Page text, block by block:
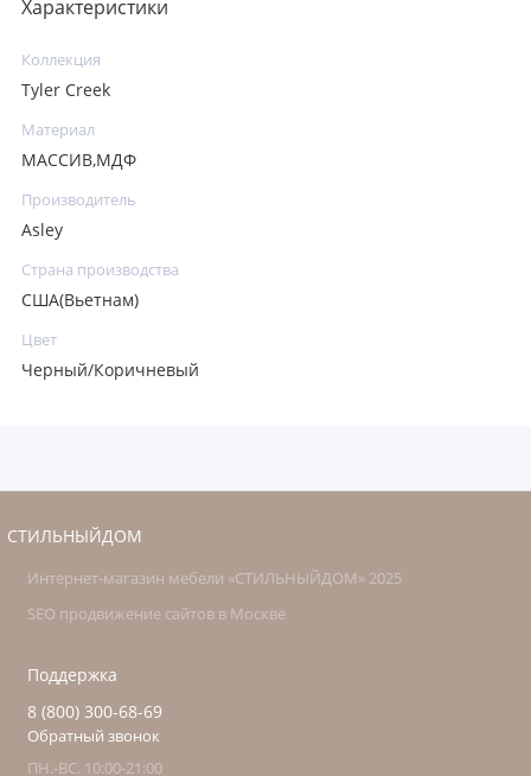
Характеристики
Коллекция
Tyler Creek
Материал
МАССИВ,МДФ
Производитель
Asley
Страна производства
США(Вьетнам)
Цвет
Черный/Коричневый
СТИЛЬНЫЙДОМ
Интернет-магазин мебели «СТИЛЬНЫЙДОМ» 2025
SEO продвижение сайтов в Москве
Поддержка
8 (800) 300-68-69
Обратный звонок
ПН.-ВС. 10:00-21:00